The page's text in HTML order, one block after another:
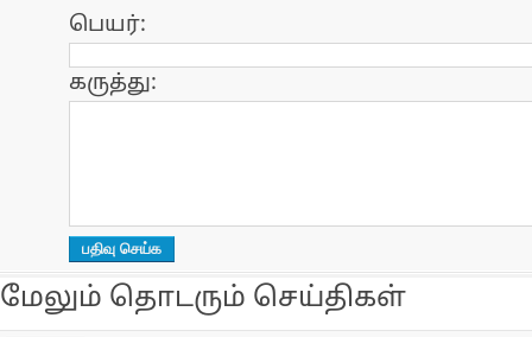
பெயர்:
கருத்து:
மேலும் தொடரும் செய்திகள்